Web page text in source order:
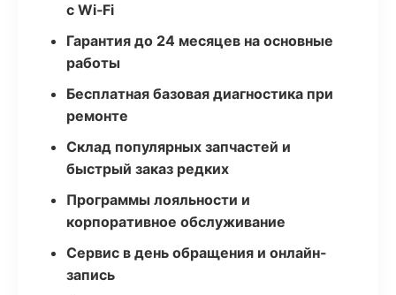
с Wi‑Fi
Гарантия до 24 месяцев на основные
работы
Бесплатная базовая диагностика при
ремонте
Склад популярных запчастей и
быстрый заказ редких
Программы лояльности и
корпоративное обслуживание
Сервис в день обращения и онлайн-
запись